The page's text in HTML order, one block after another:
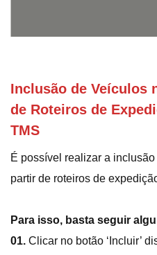
Inclusão de Veículos
de Roteiros de
TMS
É possível realizar a inclusão
partir de roteiros de
Para isso, basta seguir
01. Clicar no botão ‘Incluir’